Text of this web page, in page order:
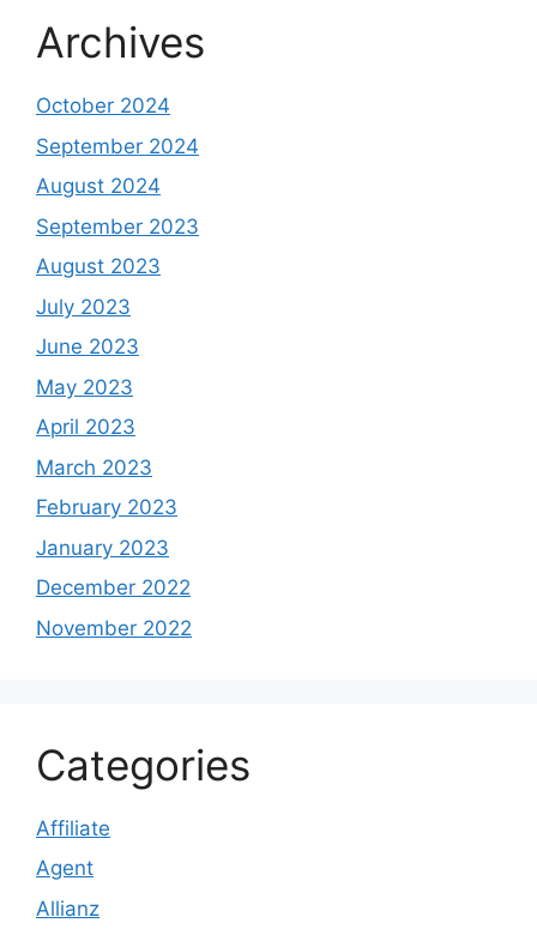
Archives
October 2024
September 2024
August 2024
September 2023
August 2023
July 2023
June 2023
May 2023
April 2023
March 2023
February 2023
January 2023
December 2022
November 2022
Categories
Affiliate
Agent
Allianz